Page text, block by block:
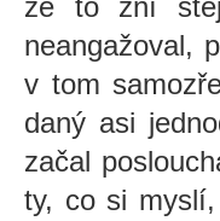
že to zní
neangažoval,
v tom
daný asi
začal
ty, co si myslí,